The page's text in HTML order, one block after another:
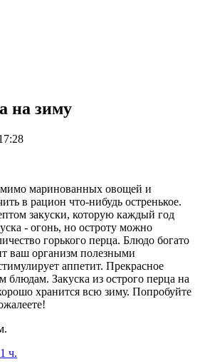
на зиму
маринованных овощей и
в рацион что-нибудь остренькое.
закуски, которую каждый год
- огонь, но остроту можно
горького перца. Блюдо богато
ваш организм полезными
аппетит. Прекрасное
блюдам. Закуска из острого перца на
хранится всю зиму. Попробуйте
1 ч.